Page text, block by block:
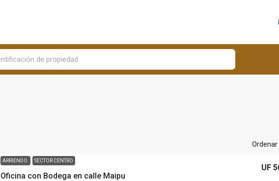
ARRIENDO SECTOR CENTRO
Oficina con Bodega en calle Maipu
UF